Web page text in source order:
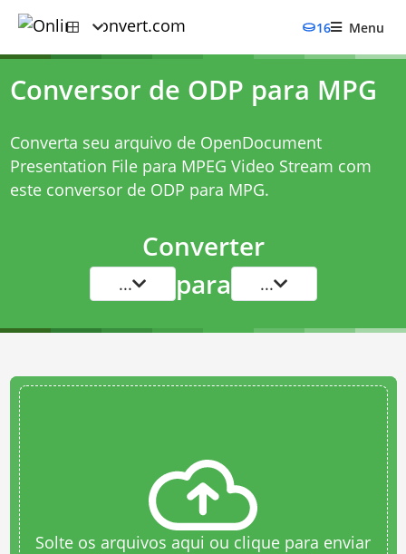
16 Menu
Conversor de ODP para MPG
Converta seu arquivo de OpenDocument
Presentation File para MPEG Video Stream com
este conversor de ODP para MPG.
Converter
... para ...
Solte os arquivos aqui ou clique para enviar